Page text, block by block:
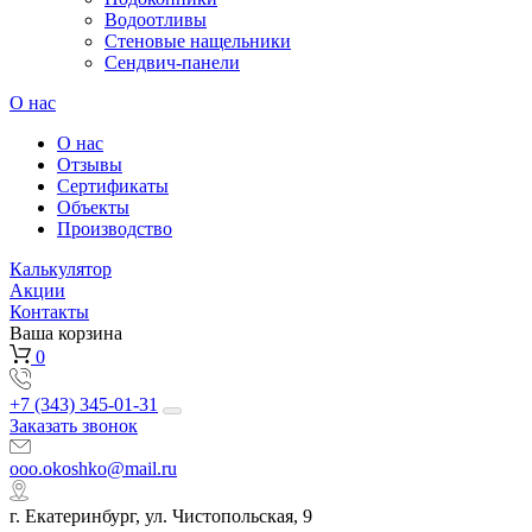
Водоотливы
Стеновые нащельники
Сендвич-панели
О нас
О нас
Отзывы
Сертификаты
Объекты
Производство
Калькулятор
Акции
Контакты
Ваша корзина
0
+7 (343) 345-01-31
Заказать звонок
ooo.okoshko@mail.ru
г. Екатеринбург, ул. Чистопольская, 9